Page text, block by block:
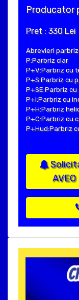
Producator
Pret : 330 Lei
Abrevieri
P:Parbriz clar
P+V:Parbriz cu
P+S:Parbriz cu
P+SE:Parbriz
P+I:Parbriz cu
P+H:Parbriz
P+C:Parbriz cu
P+Hud:Parbriz